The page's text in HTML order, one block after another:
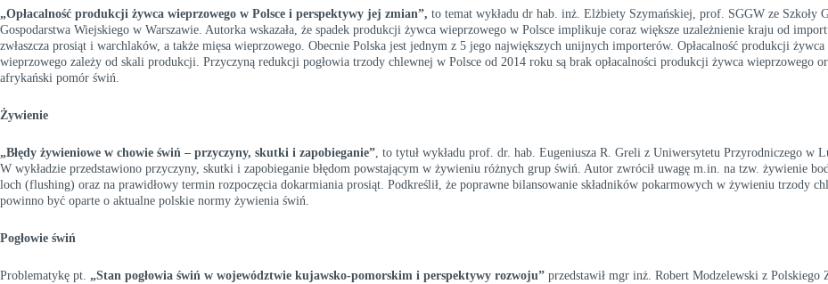
„Opłacalność produkcji żywca wieprzowego w Polsce i perspektywy jej zmian”, to temat wykładu dr hab. inż. Elżbiety Szymańskiej, prof. SGGW ze Szkoły
Gospodarstwa Wiejskiego w Warszawie. Autorka wskazała, że spadek produkcji żywca wieprzowego w Polsce implikuje coraz większe uzależnienie kraju od
zwłaszcza prosiąt i warchlaków, a także mięsa wieprzowego. Obecnie Polska jest jednym z 5 jego największych unijnych importerów. Opłacalność produkcji żywca
wieprzowego zależy od skali produkcji. Przyczyną redukcji pogłowia trzody chlewnej w Polsce od 2014 roku są brak opłacalności produkcji żywca wieprzowego
afrykański pomór świń.
Żywienie
„Błędy żywieniowe w chowie świń ‒ przyczyny, skutki i zapobieganie”, to tytuł wykładu prof. dr. hab. Eugeniusza R. Greli z Uniwersytetu Przyrodniczego w
W wykładzie przedstawiono przyczyny, skutki i zapobieganie błędom powstającym w żywieniu różnych grup świń. Autor zwrócił uwagę m.in. na tzw. żywienie
loch (flushing) oraz na prawidłowy termin rozpoczęcia dokarmiania prosiąt. Podkreślił, że poprawne bilansowanie składników pokarmowych w żywieniu trzody
powinno być oparte o aktualne polskie normy żywienia świń.
Pogłowie świń
Problematykę pt. „Stan pogłowia świń w województwie kujawsko-pomorskim i perspektywy rozwoju” przedstawił mgr inż. Robert Modzelewski z Polskiego